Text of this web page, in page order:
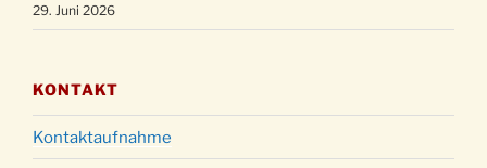
29. Juni 2026
KONTAKT
Kontaktaufnahme